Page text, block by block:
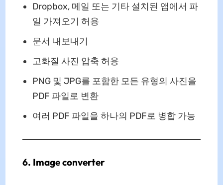
Dropbox, 메일 또는 기타 설치된 앱에서 파
일 가져오기 허용
문서 내보내기
고화질 사진 압축 허용
PNG 및 JPG를 포함한 모든 유형의 사진을
PDF 파일로 변환
여러 PDF 파일을 하나의 PDF로 병합 가능
6. Image converter